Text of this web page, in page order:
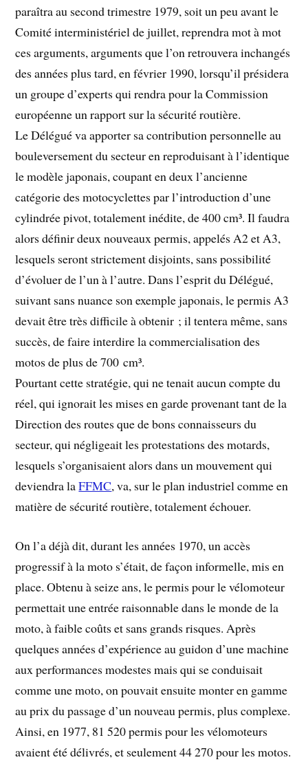
paraîtra au second trimestre 1979, soit un peu avant le
Comité interministériel de juillet, reprendra mot à mot
ces arguments, arguments que l’on retrouvera inchangés
des années plus tard, en février 1990, lorsqu’il présidera
un groupe d’experts qui rendra pour la Commission
européenne un rapport sur la sécurité routière.
Le Délégué va apporter sa contribution personnelle au
bouleversement du secteur en reproduisant à l’identique
le modèle japonais, coupant en deux l’ancienne
catégorie des motocyclettes par l’introduction d’une
cylindrée pivot, totalement inédite, de 400 cm³. Il faudra
alors définir deux nouveaux permis, appelés A2 et A3,
lesquels seront strictement disjoints, sans possibilité
d’évoluer de l’un à l’autre. Dans l’esprit du Délégué,
suivant sans nuance son exemple japonais, le permis A3
devait être très difficile à obtenir ; il tentera même, sans
succès, de faire interdire la commercialisation des
motos de plus de 700 cm³.
Pourtant cette stratégie, qui ne tenait aucun compte du
réel, qui ignorait les mises en garde provenant tant de la
Direction des routes que de bons connaisseurs du
secteur, qui négligeait les protestations des motards,
lesquels s’organisaient alors dans un mouvement qui
deviendra laFFMC, va, sur le plan industriel comme en
matière de sécurité routière, totalement échouer.
On l’a déjà dit, durant les années 1970, un accès
progressif à la moto s’était, de façon informelle, mis en
place. Obtenu à seize ans, le permis pour le vélomoteur
permettait une entrée raisonnable dans le monde de la
moto, à faible coûts et sans grands risques. Après
quelques années d’expérience au guidon d’une machine
aux performances modestes mais qui se conduisait
comme une moto, on pouvait ensuite monter en gamme
au prix du passage d’un nouveau permis, plus complexe.
Ainsi, en 1977, 81 520 permis pour les vélomoteurs
avaient été délivrés, et seulement 44 270 pour les motos.